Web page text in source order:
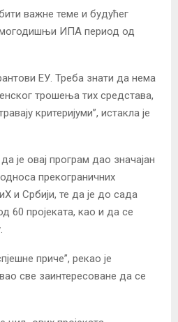
важне теме и будућег
ИПА период од
ЕУ. Треба знати да нема
трошења тих средстава,
критеријуми”, истакла је
је овај програм дао значајан
прекограничних
и Србији, те да је до сада
60 пројеката, као и да се
приче”, рекао је
све заинтересоване да се